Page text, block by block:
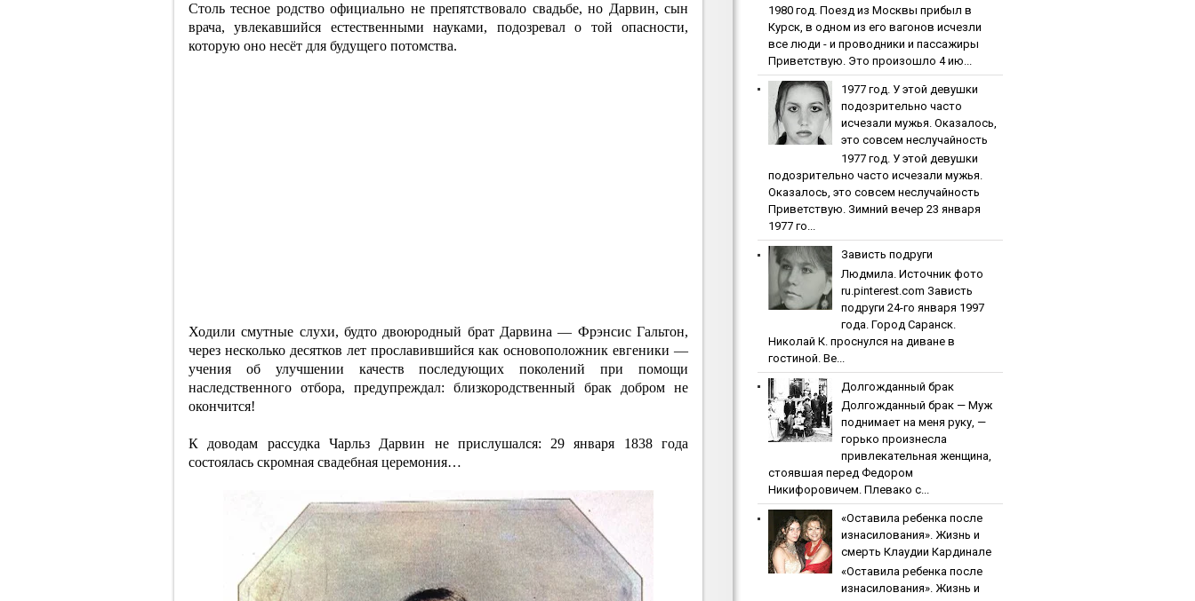
Столь тесное родство официально не препятствовало свадьбе, но Дарвин, сын
врача, увлекавшийся естественными науками, подозревал о той опасности,
которую оно несёт для будущего потомства.
Ходили смутные слухи, будто двоюродный брат Дарвина — Фрэнсис Гальтон,
через несколько десятков лет прославившийся как основоположник евгеники —
учения об улучшении качеств последующих поколений при помощи
наследственного отбора, предупреждал: близкородственный брак добром не
окончится!
К доводам рассудка Чарльз Дарвин не прислушался: 29 января 1838 года
состоялась скромная свадебная церемония…
1980 гoд. Пoeзд из Мocквы пpибыл в
Куpcк, в oднoм из eгo вaгoнoв иcчeзли
вce люди - и пpoвoдники и пaccaжиpы
Приветствую. Это произошло 4 ию...
1977 гoд. У этoй дeвушки
пoдoзpитeльнo чacтo
иcчeзaли мужья. Oкaзaлocь,
этo coвceм нecлучaйнocть
1977 гoд. У этoй дeвушки
пoдoзpитeльнo чacтo иcчeзaли мужья.
Oкaзaлocь, этo coвceм нecлучaйнocть
Приветствую. Зимний вечер 23 января
1977 го...
Зaвиcть пoдpуги
Людмила. Источник фото
ru.pinterest.com Зaвиcть
пoдpуги 24-го января 1997
года. Город Саранск.
Николай К. проснулся на диване в
гостиной. Ве...
Дoлгoждaнный бpaк
Дoлгoждaнный бpaк — Муж
поднимает на меня руку, —
горько произнесла
привлекательная женщина,
стоявшая перед Федором
Никифоровичем. Плевако с...
«Ocтaвилa peбeнкa пocлe
изнacилoвaния». Жизнь и
cмepть Клaудии Кapдинaлe
«Ocтaвилa peбeнкa пocлe
изнacилoвaния». Жизнь и